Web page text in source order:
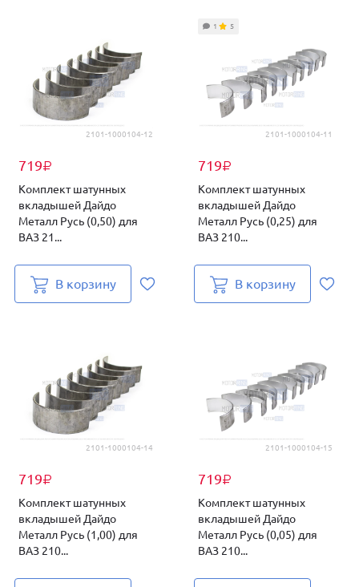
2101-1000104-12
719₽
Комплект шатунных
вкладышей Дайдо
Металл Русь (0,50) для
ВАЗ 21...
В корзину
2101-1000104-11
719₽
1 5
Комплект шатунных
вкладышей Дайдо
Металл Русь (0,25) для
ВАЗ 210...
В корзину
2101-1000104-14
719₽
Комплект шатунных
вкладышей Дайдо
Металл Русь (1,00) для
ВАЗ 210...
2101-1000104-15
719₽
Комплект шатунных
вкладышей Дайдо
Металл Русь (0,05) для
ВАЗ 210...